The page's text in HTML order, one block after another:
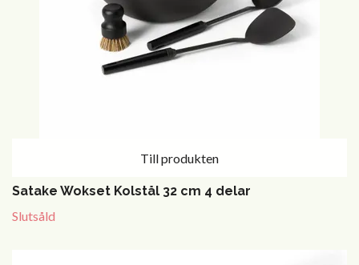
Till produkten
Satake Wokset Kolstål 32 cm 4 delar
Slutsåld